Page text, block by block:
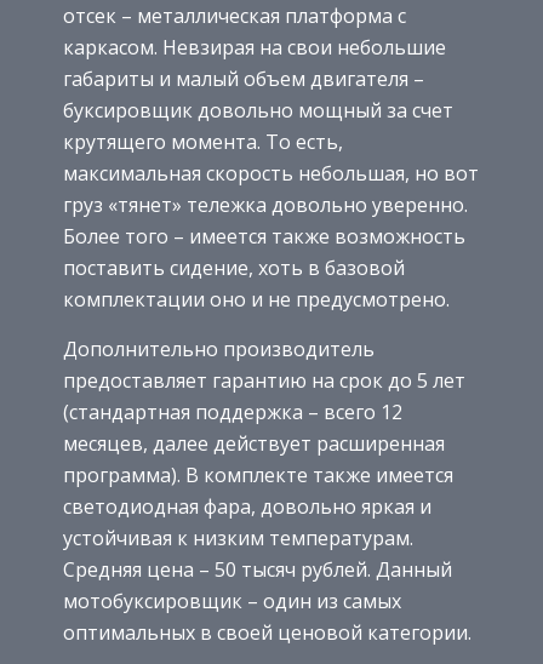
отсек – металлическая платформа с
каркасом. Невзирая на свои небольшие
габариты и малый объем двигателя –
буксировщик довольно мощный за счет
крутящего момента. То есть,
максимальная скорость небольшая, но вот
груз «тянет» тележка довольно уверенно.
Более того – имеется также возможность
поставить сидение, хоть в базовой
комплектации оно и не предусмотрено.
Дополнительно производитель
предоставляет гарантию на срок до 5 лет
(стандартная поддержка – всего 12
месяцев, далее действует расширенная
программа). В комплекте также имеется
светодиодная фара, довольно яркая и
устойчивая к низким температурам.
Средняя цена – 50 тысяч рублей. Данный
мотобуксировщик – один из самых
оптимальных в своей ценовой категории.